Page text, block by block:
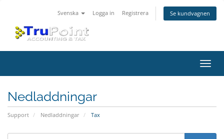
Svenska Logga in Registrera Se kundvagnen
Växla
Nedladdningar
Support Nedladdningar Tax